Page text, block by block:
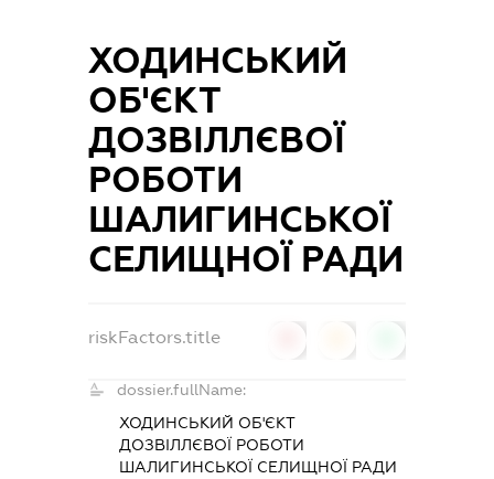
ХОДИНСЬКИЙ
ОБ'ЄКТ
ДОЗВІЛЛЄВОЇ
РОБОТИ
ШАЛИГИНСЬКОЇ
СЕЛИЩНОЇ РАДИ
riskFactors.title
dossier.fullName:
ХОДИНСЬКИЙ ОБ'ЄКТ
ДОЗВІЛЛЄВОЇ РОБОТИ
ШАЛИГИНСЬКОЇ СЕЛИЩНОЇ РАДИ